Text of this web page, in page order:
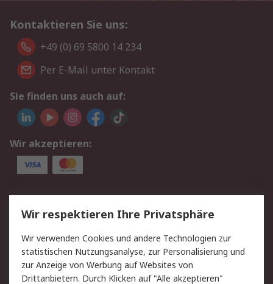
Kontaktieren Sie uns:
+49 (0) 69 5800 14 234
Per E-Mail unter Kontakt
Sie finden uns auch auf:
Wir akzeptieren:
Service
Value Added Services
Lieferlösungen
Rücksendungen
Kontakt
Hilfe
Privatkunden
Wir respektieren Ihre Privatsphäre
Wir verwenden Cookies und andere Technologien zur
statistischen Nutzungsanalyse, zur Personalisierung und
zur Anzeige von Werbung auf Websites von
Drittanbietern. Durch Klicken auf "Alle akzeptieren"